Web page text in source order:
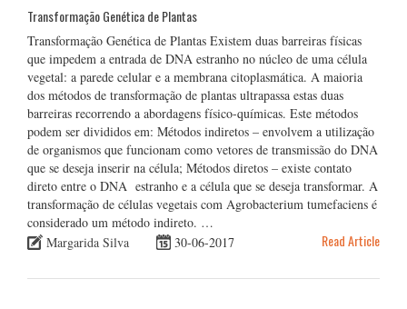
Transformação Genética de Plantas
Transformação Genética de Plantas Existem duas barreiras físicas
que impedem a entrada de DNA estranho no núcleo de uma célula
vegetal: a parede celular e a membrana citoplasmática. A maioria
dos métodos de transformação de plantas ultrapassa estas duas
barreiras recorrendo a abordagens físico-químicas. Este métodos
podem ser divididos em: Métodos indiretos – envolvem a utilização
de organismos que funcionam como vetores de transmissão do DNA
que se deseja inserir na célula; Métodos diretos – existe contato
direto entre o DNA estranho e a célula que se deseja transformar. A
transformação de células vegetais com Agrobacterium tumefaciens é
considerado um método indireto. …
Margarida Silva
30-06-2017 Read Article